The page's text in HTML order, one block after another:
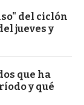
del ciclón
jueves y
que ha
y qué